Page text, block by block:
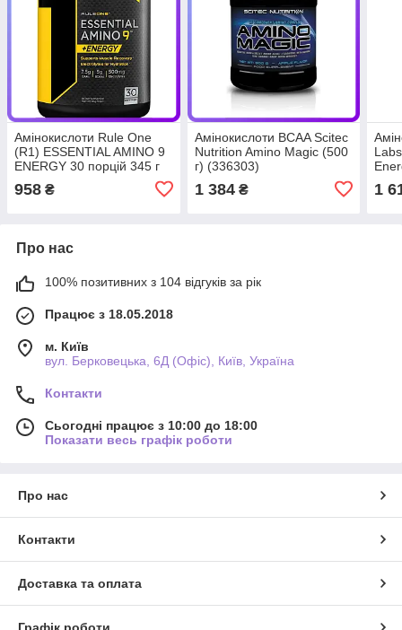
Амінокислоти Rule One
(R1) ESSENTIAL AMINO 9
ENERGY 30 порцій 345 г
958 ₴
Амінокислоти BCAA Scitec
Nutrition Amino Magic (500
г) (336303)
1 384₴ 1
Про нас
100% позитивних з 104 відгуків за рік
Працює з 18.05.2018
м. Київ
вул. Берковецька, 6Д (Офіс), Київ, Україна
Контакти
Сьогодні працює з 10:00 до 18:00
Показати весь графік роботи
Про нас
Контакти
Доставка та оплата